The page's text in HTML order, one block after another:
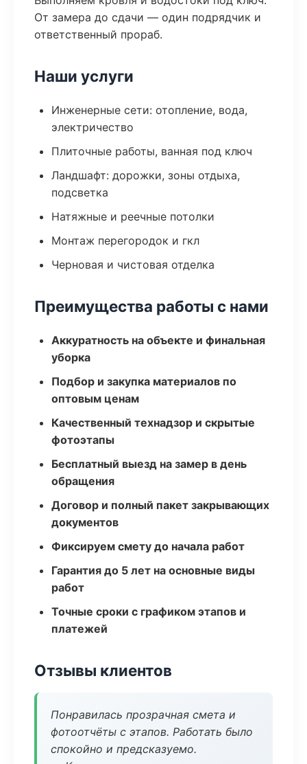
От замера до сдачи — один подрядчик и
ответственный прораб.
Наши услуги
Инженерные сети: отопление, вода,
электричество
Плиточные работы, ванная под ключ
Ландшафт: дорожки, зоны отдыха,
подсветка
Натяжные и реечные потолки
Монтаж перегородок и гкл
Черновая и чистовая отделка
Преимущества работы с нами
Аккуратность на объекте и финальная
уборка
Подбор и закупка материалов по
оптовым ценам
Качественный технадзор и скрытые
фотоэтапы
Бесплатный выезд на замер в день
обращения
Договор и полный пакет закрывающих
документов
Фиксируем смету до начала работ
Гарантия до 5 лет на основные виды
работ
Точные сроки с графиком этапов и
платежей
Отзывы клиентов
Понравилась прозрачная смета и
фотоотчёты с этапов. Работать было
спокойно и предсказуемо.